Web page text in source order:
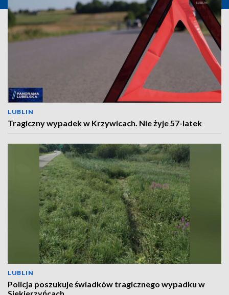
LUBLIN
Tragiczny wypadek w Krzywicach. Nie żyje 57-latek
LUBLIN
Policja poszukuje świadków tragicznego wypadku w